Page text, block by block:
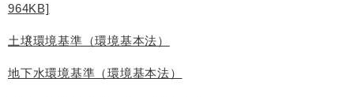
964KB]
土壌環境基準（環境基本法）
地下水環境基準（環境基本法）